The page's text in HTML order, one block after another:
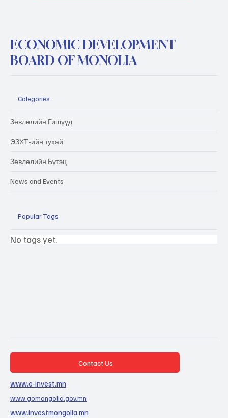
ECONOMIC DEVELOPMENT
BOARD OF MONOLIA
Categories
Зөвлөлийн Гишүүд
ЭЗХТ-ийн тухай
Зөвлөлийн Бүтэц
News and Events
Popular Tags
No tags yet.
Contact Us
www.e-invest.mn
www.gomongolia.gov.mn
www.investmongolia.mn